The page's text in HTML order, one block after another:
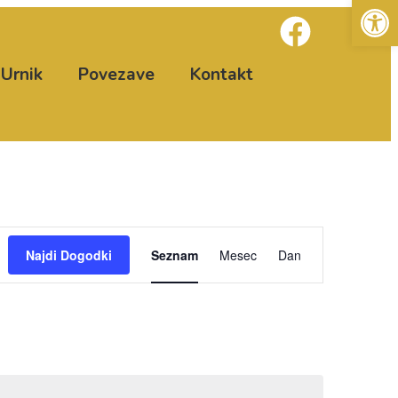
Urnik Povezave Kontakt
Najdi Dogodki Seznam Mesec Dan